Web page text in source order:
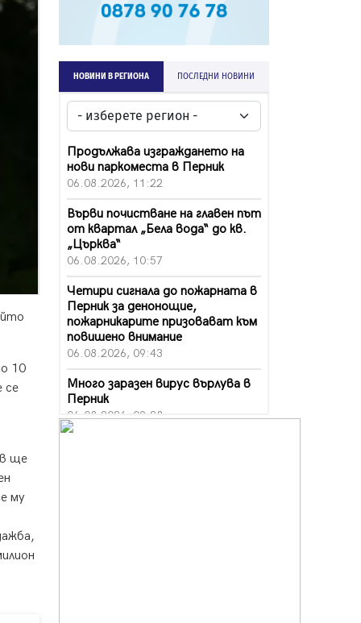
10
се
ще
му
НОВИНИ В РЕГИОНА ПОСЛЕДНИ НОВИНИ
Продължава изграждането на
нови паркоместа в Перник
06.08.2026, 11:22
Върви почистване на главен път
от квартал „Бела вода“ до кв.
„Църква“
06.08.2026, 10:57
Четири сигнала до пожарната в
Перник за денонощие,
пожарникарите призовават към
повишено внимание
06.08.2026, 09:43
Много заразен вирус върлува в
Перник
06.08.2026, 09:28